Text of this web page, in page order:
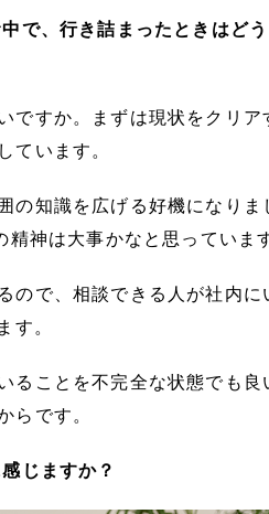
で、行き詰まったときはどう
ですか。まずは現状をクリア
ています。
の知識を広げる好機になりま
神は大事かなと思っていま
ので、相談できる人が社内に
す。
ることを不完全な状態でも良
らです。
じますか？